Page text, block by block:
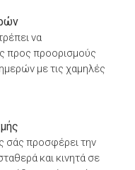
να
προς προορισμούς
με τις χαμηλές
σάς προσφέρει την
και κινητά σε